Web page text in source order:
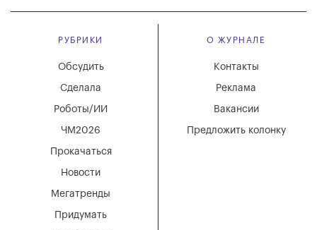
РУБРИКИ
Мегатренды
Придумать
Новости
Обсудить
Сделала
Роботы/ИИ
ЧМ2026
Прокачаться
О ЖУРНАЛЕ
Вакансии
Реклама
Контакты
Предложить колонку